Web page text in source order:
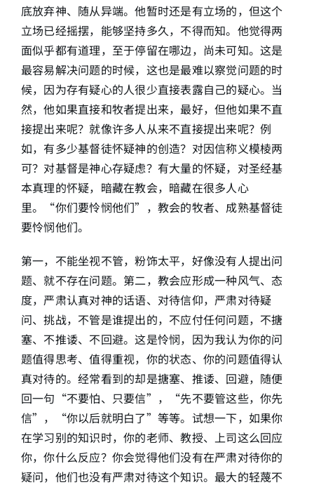
底放弃神、随从异端。他暂时还是有立场的，但这个
立场已经摇摆，能够坚持多久，不得而知。他觉得两
面似乎都有道理，至于停留在哪边，尚未可知。这是
最容易解决问题的时候，这也是最难以察觉问题的时
候，因为存有疑心的人很少直接表露自己的疑心。当
然，他如果直接和牧者提出来，最好，但他如果不直
接提出来呢？就像许多人从来不直接提出来呢？例
如，有多少基督徒怀疑神的创造？对因信称义模棱两
可？对基督是神心存疑虑？有大量的怀疑，对圣经基
本真理的怀疑，暗藏在教会，暗藏在很多人心
里。“你们要怜悯他们”，教会的牧者、成熟基督徒
要怜悯他们。
第一，不能坐视不管，粉饰太平，好像没有人提出问
题、就不存在问题。第二，教会应形成一种风气、态
度，严肃认真对神的话语、对待信仰，严肃对待疑
问、挑战，不管是谁提出的，不应付任何问题，不搪
塞、不推诿、不回避。这是怜悯，因为我认为你的问
题值得思考、值得重视，你的状态、你的问题值得认
真对待的。经常看到的却是搪塞、推诿、回避，随便
回一句“不要怕、只要信”，“先不要管这些，你先
信”，“你以后就明白了”等等。试想一下，如果你
在学习别的知识时，你的老师、教授、上司这么回应
你，你什么反应？你会觉得他们没有在严肃对待你的
疑问，他们也没有严肃对待这个知识。最大的轻蔑不